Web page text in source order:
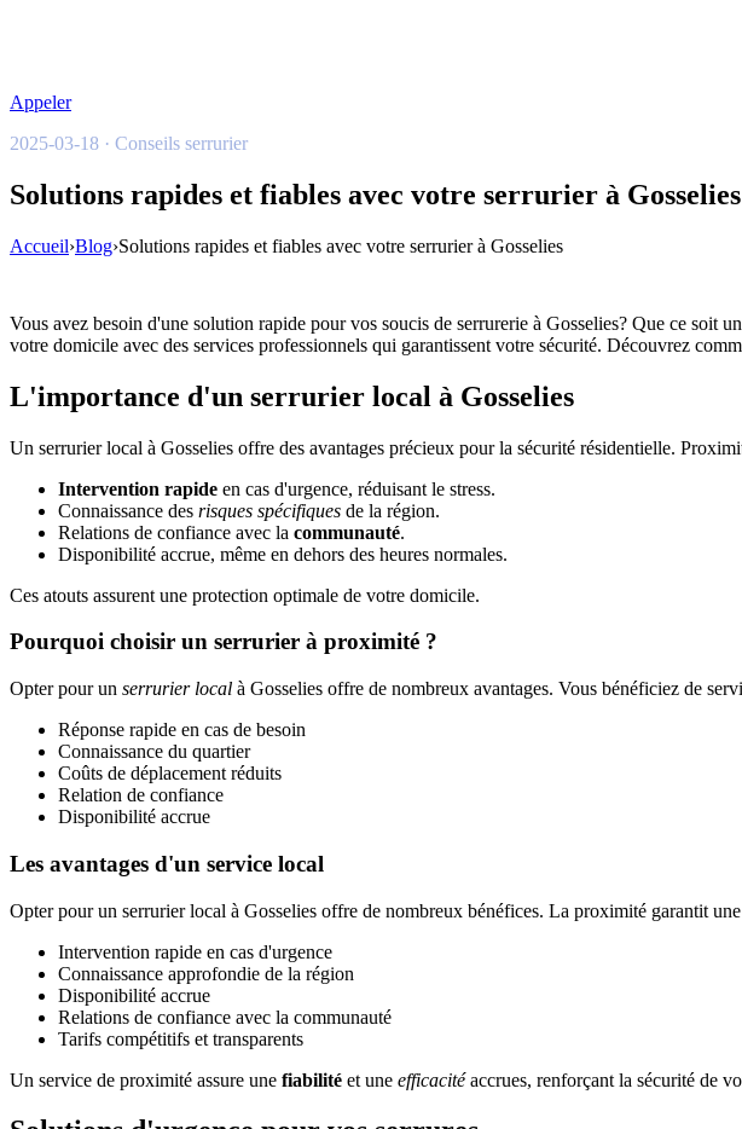
Appeler
2025-03-18 · Conseils serrurier
Solutions rapides et fiables avec votre serrurier à Gosselies
Accueil›Blog›Solutions rapides et fiables avec votre serrurier à Gosselies
Vous avez besoin d'une solution rapide pour vos soucis de serrurerie à Gosselies? Que ce soit
votre domicile avec des services professionnels qui garantissent votre sécurité. Découvrez
L'importance d'un serrurier local à Gosselies
Un serrurier local à Gosselies offre des avantages précieux pour la sécurité résidentielle.
Intervention rapide en cas d'urgence, réduisant le stress.
Connaissance des risques spécifiques de la région.
Relations de confiance avec la communauté.
Disponibilité accrue, même en dehors des heures normales.
Ces atouts assurent une protection optimale de votre domicile.
Pourquoi choisir un serrurier à proximité ?
Opter pour un serrurier local à Gosselies offre de nombreux avantages. Vous bénéficiez de
Réponse rapide en cas de besoin
Connaissance du quartier
Coûts de déplacement réduits
Relation de confiance
Disponibilité accrue
Les avantages d'un service local
Opter pour un serrurier local à Gosselies offre de nombreux bénéfices. La proximité garantit
Intervention rapide en cas d'urgence
Connaissance approfondie de la région
Disponibilité accrue
Relations de confiance avec la communauté
Tarifs compétitifs et transparents
Un service de proximité assure une fiabilité et une efficacitéaccrues, renforçant la sécurité de